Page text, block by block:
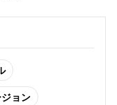
ョン